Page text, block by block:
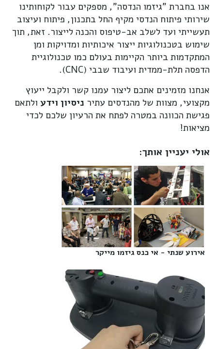
אנו בחברת "גיזמו הנדסה", מספקים עבור לקוחותינו
שירותי פיתוח הנדסי מקיף החל בתכנון, פיתוח ועיצוב
תעשייתי ועד לשלב אב-טיפוס והכנה לייצור. זאת, תוך
שימוש בטכנולוגיות ייצור איכותיות ומדויקות ומן
המתקדמות ביותר הקיימות בעולם כמו טכנולוגיית
הדפסה תלת-ממדית ועיבוד שבבי (CNC).
אנחנו מזמינים אתכם ליצור עמנו קשר ולקבל ייעוץ
מקצועי, מצוות של מהנדסים עתיר ניסיון וידע ולתאם
פגישת הכוונה במטרה לפתח את הרעיון שלכם לכדי
מציאות!
אולי יעניין אותך:
אירוע שנתי - אי כנס גיזמו מייקר‎